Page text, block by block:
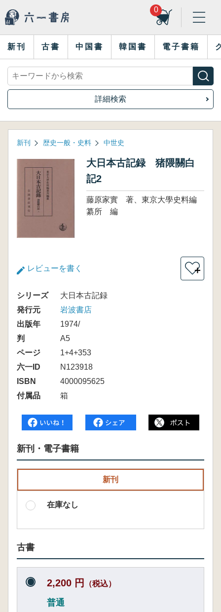
0
新刊 古書 中国書 韓国書 電子書籍
詳細検索
新刊 歴史一般・史料 中世史
大日本古記録 猪隈關白
記2
藤原家實 著、東京大學史料編
纂所 編
レビューを書く ＋
シリーズ
大日本古記録
発行元
岩波書店
出版年
1974/
判
A5
ページ
1+4+353
六一ID
N123918
ISBN
4000095625
付属品
箱
新刊・電子書籍
新刊
在庫なし
古書
2,200 円 （税込）
普通